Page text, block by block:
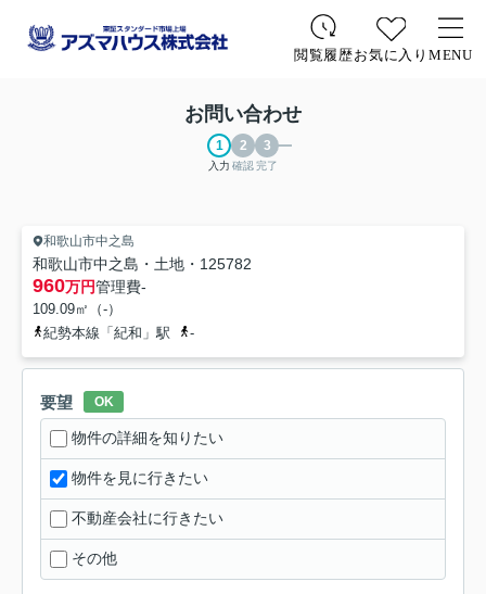
閲覧履歴お気に入り MENU
お問い合わせ
入力 確認完了
和歌山市中之島
和歌山市中之島・土地・125782
960万円管理費-
109.09㎡（-）
紀勢本線「紀和」駅
-
要望 OK
物件の詳細を知りたい
物件を見に行きたい
不動産会社に行きたい
その他